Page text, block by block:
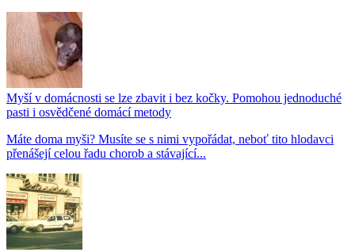
Myší v domácnosti se lze zbavit i bez kočky. Pomohou jednoduché
pasti i osvědčené domácí metody
Máte doma myši? Musíte se s nimi vypořádat, neboť tito hlodavci
přenášejí celou řadu chorob a stávající...